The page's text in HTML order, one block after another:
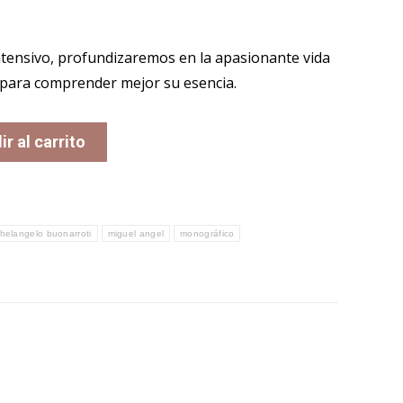
profundizaremos en la apasionante vida
comprender mejor su esencia.
al carrito
buonarroti miguel angel monográfico